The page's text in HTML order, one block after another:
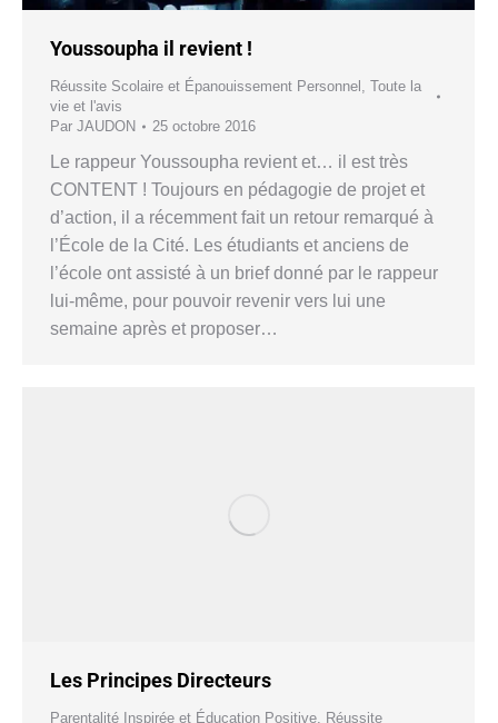
Youssoupha il revient !
Réussite Scolaire et Épanouissement Personnel , Toute la
vie et l'avis
Par JAUDON 25 octobre 2016
Le rappeur Youssoupha revient et… il est très
CONTENT ! Toujours en pédagogie de projet et
d’action, il a récemment fait un retour remarqué à
l’École de la Cité. Les étudiants et anciens de
l’école ont assisté à un brief donné par le rappeur
lui-même, pour pouvoir revenir vers lui une
semaine après et proposer…
Les Principes Directeurs
Parentalité Inspirée et Éducation Positive
Réussite